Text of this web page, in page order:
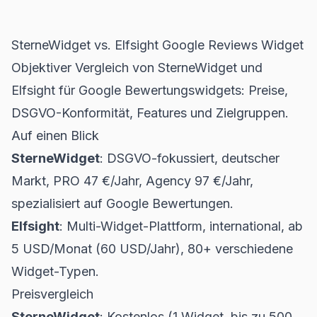
SterneWidget vs. Elfsight Google Reviews Widget
Objektiver Vergleich von SterneWidget und
Elfsight für Google Bewertungswidgets: Preise,
DSGVO-Konformität, Features und Zielgruppen.
Auf einen Blick
SterneWidget: DSGVO-fokussiert, deutscher
Markt, PRO 47 €/Jahr, Agency 97 €/Jahr,
spezialisiert auf Google Bewertungen.
Elfsight: Multi-Widget-Plattform, international, ab
5 USD/Monat (60 USD/Jahr), 80+ verschiedene
Widget-Typen.
Preisvergleich